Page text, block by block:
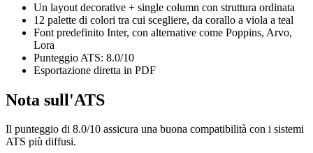
Un layout decorative + single column con struttura ordinata
12 palette di colori tra cui scegliere, da corallo a viola a teal
Font predefinito Inter, con alternative come Poppins, Arvo,
Lora
Punteggio ATS: 8.0/10
Esportazione diretta in PDF
Nota sull'ATS
Il punteggio di 8.0/10 assicura una buona compatibilità con i sistemi
ATS più diffusi.